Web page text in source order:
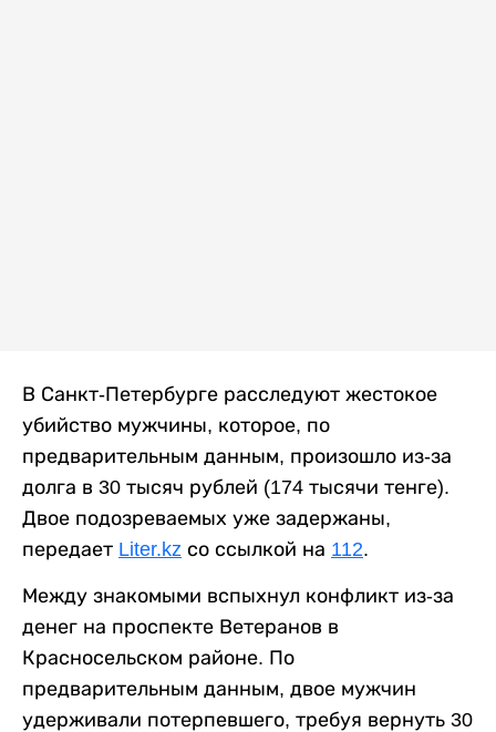
В Санкт-Петербурге расследуют жестокое
убийство мужчины, которое, по
предварительным данным, произошло из-за
долга в 30 тысяч рублей (174 тысячи тенге).
Двое подозреваемых уже задержаны,
передает Liter.kz со ссылкой на 112.
Между знакомыми вспыхнул конфликт из-за
денег на проспекте Ветеранов в
Красносельском районе. По
предварительным данным, двое мужчин
удерживали потерпевшего, требуя вернуть 30